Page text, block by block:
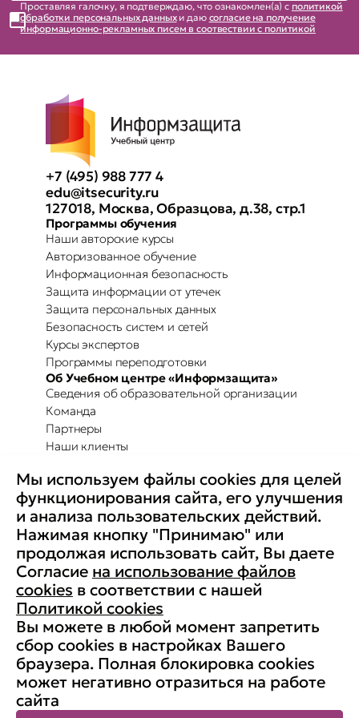
Проставляя галочку, я подтверждаю, что ознакомлен(а) с политикой
обработки персональных данныхи даю согласие на получение
информационно-рекламных писем в соотвествии с политикой
+7 (495) 988 777 4
edu@itsecurity.ru
127018, Москва, Образцова, д.38, стр.1
Программы обучения
Наши авторские курсы
Авторизованное обучение
Информационная безопасность
Защита информации от утечек
Защита персональных данных
Безопасность систем и сетей
Курсы экспертов
Программы переподготовки
Об Учебном центре «Информзащита»
Сведения об образовательной организации
Команда
Партнеры
Наши клиенты
Повышение осведомленности
Партнерство с Secure-T
Преимущества для бизнеса
Комплексные программы
Контакты
Медиа
Вакансии
Реквизиты
Старая версия сайта
© АНО ДПО «Учебный центр
«Информзащита», 1998-2026. ИНН:
7704190833, ОГРН: 1037700132788
Мы используем файлы cookies для целей
функционирования сайта, его улучшения
и анализа пользовательских действий.
Нажимая кнопку "Принимаю" или
продолжая использовать сайт, Вы даете
Согласие на использование файлов
cookies в соответствии с нашей
Политикой cookies
Вы можете в любой момент запретить
сбор cookies в настройках Вашего
браузера. Полная блокировка cookies
может негативно отразиться на работе
сайта